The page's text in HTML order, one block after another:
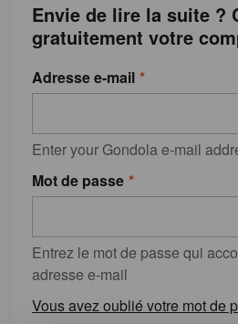
Envie de lire la suite ?
gratuitement votre
Adresse e-mail
Enter your Gondola e-mail
Mot de passe
Entrez le mot de passe qui
adresse e-mail
Vous avez oublié votre mot de